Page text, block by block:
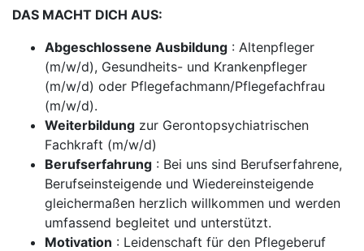
DAS MACHT DICH AUS:
Abgeschlossene Ausbildung : Altenpfleger
(m/w/d), Gesundheits- und Krankenpfleger
(m/w/d) oder Pflegefachmann/Pflegefachfrau
(m/w/d).
Weiterbildung zur Gerontopsychiatrischen
Fachkraft (m/w/d)
Berufserfahrung : Bei uns sind Berufserfahrene,
Berufseinsteigende und Wiedereinsteigende
gleichermaßen herzlich willkommen und werden
umfassend begleitet und unterstützt.
Motivation : Leidenschaft für den Pflegeberuf